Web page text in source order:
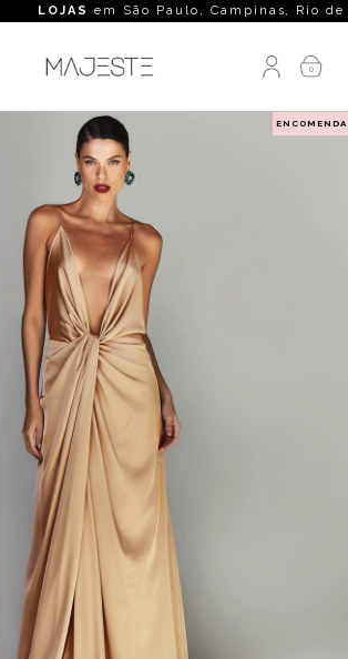
LOJASem São Paulo, Campinas, Rio de
0
ENCOMENDA